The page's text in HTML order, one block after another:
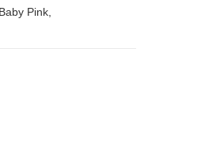
Pink,